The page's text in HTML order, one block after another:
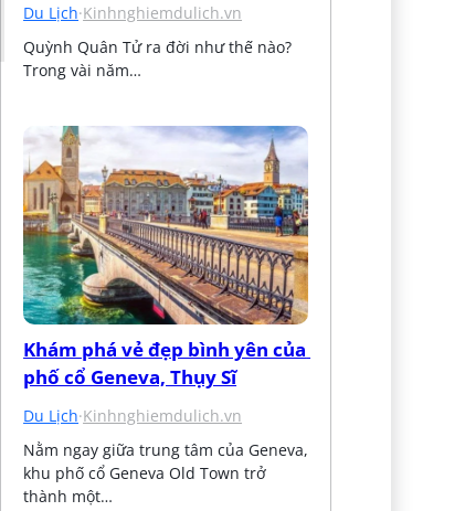
Du Lịch·Kinhnghiemdulich.vn
Quỳnh Quân Tử ra đời như thế nào?
Trong vài năm…
Khám phá vẻ đẹp bình yên của
phố cổ Geneva, Thụy Sĩ
Du Lịch·Kinhnghiemdulich.vn
Nằm ngay giữa trung tâm của Geneva,
khu phố cổ Geneva Old Town trở
thành một…